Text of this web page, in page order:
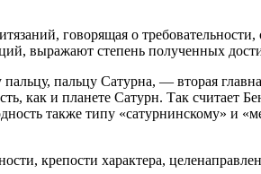
говорящая о
выражают степень полученных
пальцу Сатурна, — вторая
как и планете Сатурн. Так
также типу «сатурнинскому» и
крепости характера,